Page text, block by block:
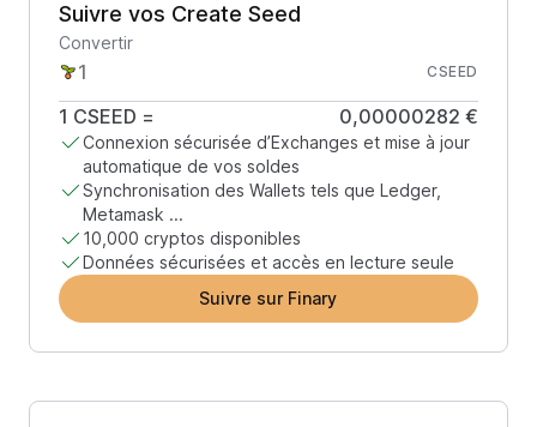
Suivre vos Create Seed
Convertir
CSEED
1 CSEED = 0,00000282 €
Connexion sécurisée d’Exchanges et mise à jour
automatique de vos soldes
Synchronisation des Wallets tels que Ledger,
Metamask ...
10,000 cryptos disponibles
Données sécurisées et accès en lecture seule
Suivre sur Finary